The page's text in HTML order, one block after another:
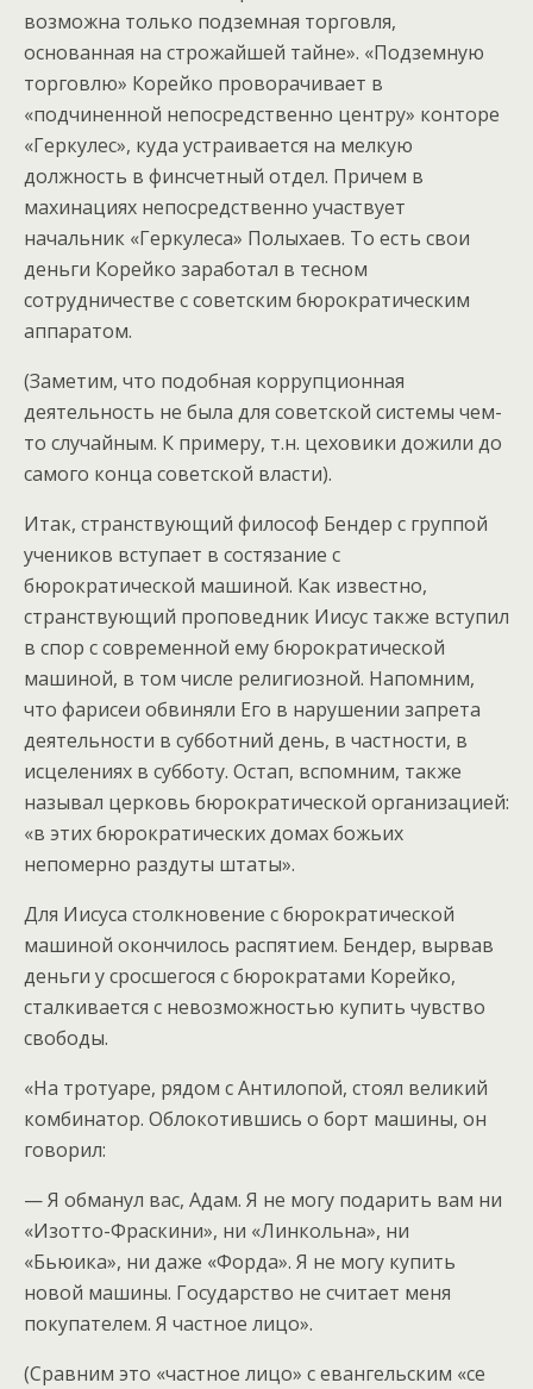
возможна только подземная торговля,
основанная на строжайшей тайне». «Подземную
торговлю» Корейко проворачивает в
«подчиненной непосредственно центру» конторе
«Геркулес», куда устраивается на мелкую
должность в финсчетный отдел. Причем в
махинациях непосредственно участвует
начальник «Геркулеса» Полыхаев. То есть свои
деньги Корейко заработал в тесном
сотрудничестве с советским бюрократическим
аппаратом.
(Заметим, что подобная коррупционная
деятельность не была для советской системы чем-
то случайным. К примеру, т.н. цеховики дожили до
самого конца советской власти).
Итак, странствующий философ Бендер с группой
учеников вступает в состязание с
бюрократической машиной. Как известно,
странствующий проповедник Иисус также вступил
в спор с современной ему бюрократической
машиной, в том числе религиозной. Напомним,
что фарисеи обвиняли Его в нарушении запрета
деятельности в субботний день, в частности, в
исцелениях в субботу. Остап, вспомним, также
называл церковь бюрократической организацией:
«в этих бюрократических домах божьих
непомерно раздуты штаты».
Для Иисуса столкновение с бюрократической
машиной окончилось распятием. Бендер, вырвав
деньги у сросшегося с бюрократами Корейко,
сталкивается с невозможностью купить чувство
свободы.
«На тротуаре, рядом с Антилопой, стоял великий
комбинатор. Облокотившись о борт машины, он
говорил:
— Я обманул вас, Адам. Я не могу подарить вам ни
«Изотто-Фраскини», ни «Линкольна», ни
«Бьюика», ни даже «Форда». Я не могу купить
новой машины. Государство не считает меня
покупателем. Я частное лицо».
(Сравним это «частное лицо» с евангельским «се